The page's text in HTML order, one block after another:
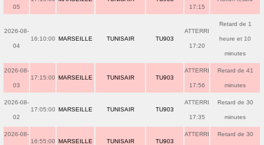
05 17:15
2026-08-
04
16:10:00 MARSEILLE TUNISAIR TU903
ATTERRI
17:20
Retard de 1
heure et 10
minutes
2026-08-
03
17:15:00 MARSEILLE TUNISAIR TU903
ATTERRI
17:56
Retard de 41
minutes
2026-08-
02
17:05:00 MARSEILLE TUNISAIR TU903
ATTERRI
17:35
Retard de 30
minutes
2026-08-
16:55:00 MARSEILLE TUNISAIR TU903
ATTERRI Retard de 30